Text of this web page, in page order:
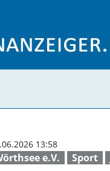
e.V. Sport
13:58